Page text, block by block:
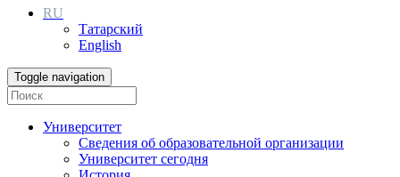
RU
Татарский
English
Toggle navigation
Университет
Сведения об образовательной организации
Университет сегодня